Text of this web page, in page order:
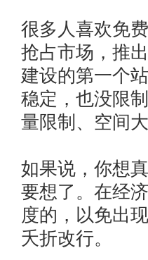
很多人喜欢免
抢占市场，推
建设的第一个
稳定，也没限
量限制、空间
如果说，你想
要想了。在经
度的，以免出
夭折改行。